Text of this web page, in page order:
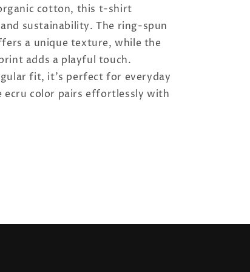
cotton, this t-shirt
sustainability. The ring-spun
a unique texture, while the
adds a playful touch.
fit, it’s perfect for everyday
ecru color pairs effortlessly with